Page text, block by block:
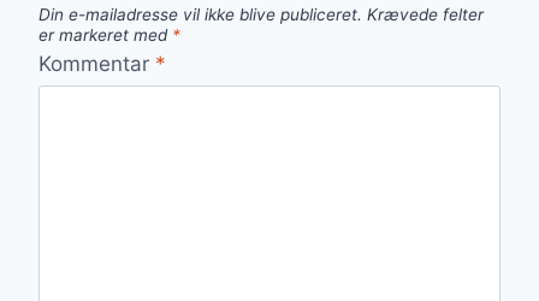
Din e-mailadresse vil ikke blive publiceret. Krævede felter
er markeret med *
Kommentar *